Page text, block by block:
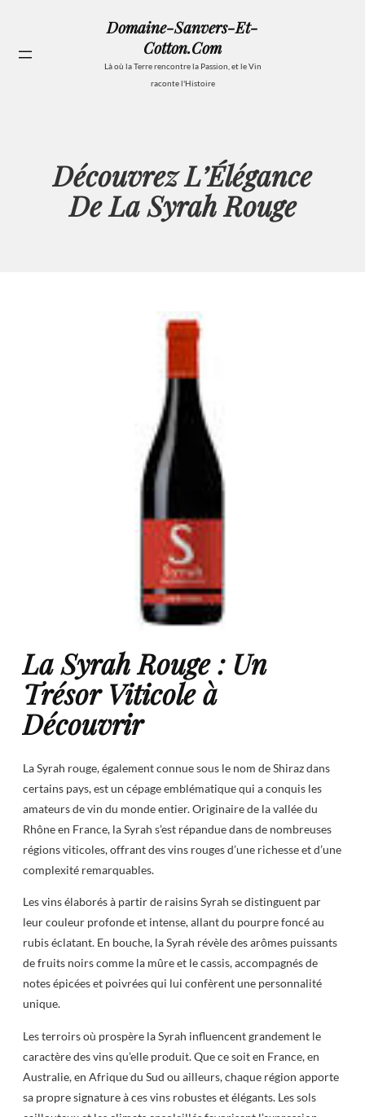
contenu
Domaine-Sanvers-Et-
Cotton.com
Là où la Terre rencontre la Passion, et le Vin
raconte l'Histoire
Découvrez L’Élégance
De La Syrah Rouge
La Syrah Rouge : Un
Trésor Viticole à
Découvrir
La Syrah rouge, également connue sous le nom de Shiraz dans
certains pays, est un cépage emblématique qui a conquis les
amateurs de vin du monde entier. Originaire de la vallée du
Rhône en France, la Syrah s’est répandue dans de nombreuses
régions viticoles, offrant des vins rouges d’une richesse et d’une
complexité remarquables.
Les vins élaborés à partir de raisins Syrah se distinguent par
leur couleur profonde et intense, allant du pourpre foncé au
rubis éclatant. En bouche, la Syrah révèle des arômes puissants
de fruits noirs comme la mûre et le cassis, accompagnés de
notes épicées et poivrées qui lui confèrent une personnalité
unique.
Les terroirs où prospère la Syrah influencent grandement le
caractère des vins qu’elle produit. Que ce soit en France, en
Australie, en Afrique du Sud ou ailleurs, chaque région apporte
sa propre signature à ces vins robustes et élégants. Les sols